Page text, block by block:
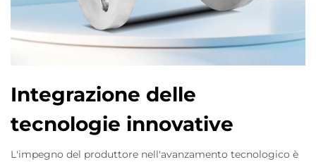
Integrazione delle
tecnologie innovative
L'impegno del produttore nell'avanzamento tecnologico è